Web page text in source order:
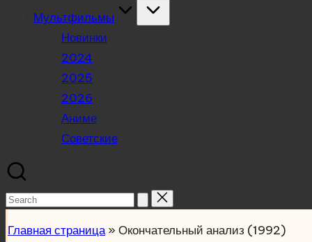
Мультфильмы
Новинки
2024
2025
2026
Аниме
Советские
Search
Главная страница» Окончательный анализ (1992)